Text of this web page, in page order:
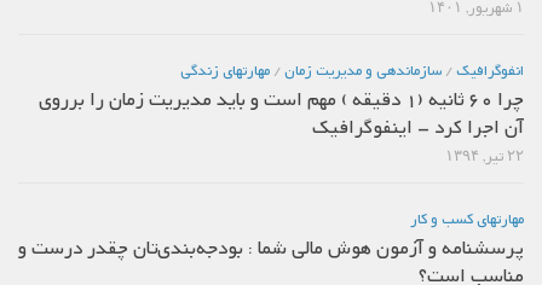
۱ شهریور, ۱۴۰۱
انفوگرافیک/ سازماندهي و مديريت زمان/ مهارتهاي زندگي
چرا 60 ثانیه (1 دقیقه ) مهم است و باید مدیریت زمان را برروی
آن اجرا کرد – اینفوگرافیک
۲۲ تیر, ۱۳۹۴
مهارتهاي كسب و كار
پرسشنامه و آزمون هوش مالی شما : بودجه‌بندی‌تان چقدر درست و
مناسب است؟